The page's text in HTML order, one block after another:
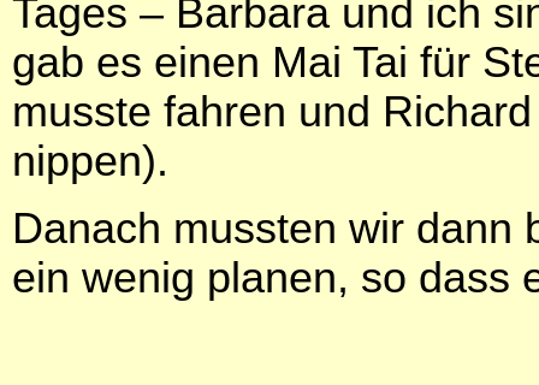
Tages – Barbara und ich
gab es einen Mai Tai für
musste fahren und
nippen).
Danach mussten wir dann
ein wenig planen, so dass